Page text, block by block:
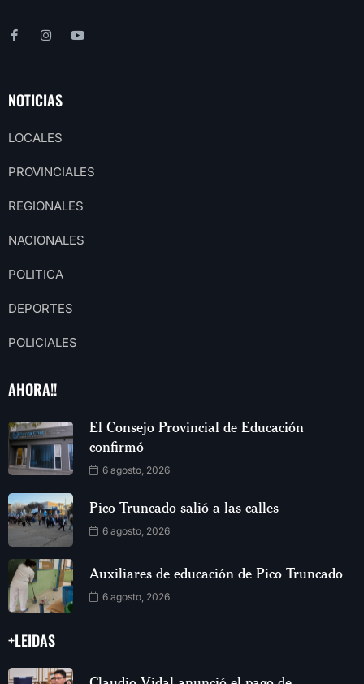
NOTICIAS
LOCALES
PROVINCIALES
REGIONALES
NACIONALES
POLITICA
DEPORTES
POLICIALES
AHORA!!
El Consejo Provincial de Educación
confirmó
6 agosto, 2026
Pico Truncado salió a las calles
6 agosto, 2026
Auxiliares de educación de Pico Truncado
6 agosto, 2026
+LEIDAS